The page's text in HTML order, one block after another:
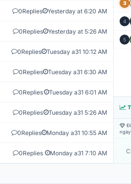
0Replies Yesterday at 6:20 AM
0Replies Yesterday at 5:26 AM
0Replies Tuesday a31 10:12 AM
0Replies Tuesday a31 6:30 AM
0Replies Tuesday a31 6:01 AM
0Replies Tuesday a31 5:26 AM
0Replies Monday a31 10:55 AM
0Replies Monday a31 7:10 AM
3
4
5